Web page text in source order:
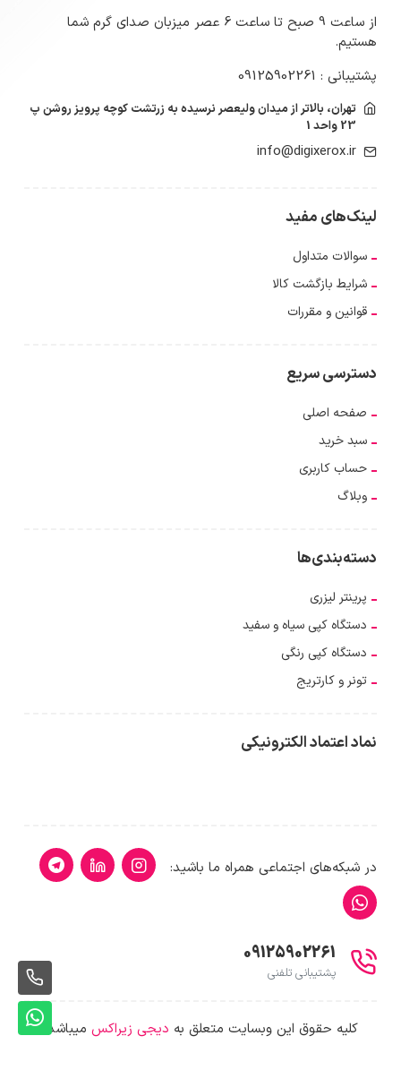
از ساعت 9 صبح تا ساعت 6 عصر میزبان صدای گرم شما
هستیم.
پشتیبانی : 09125902261
تهران، بالاتر از میدان ولیعصر نرسیده به زرتشت کوچه پرویز روشن پ
23 واحد 1
info@digixerox.ir
لینک‌های مفید
سوالات متداول
شرایط بازگشت کالا
قوانین و مقررات
دسترسی سریع
صفحه اصلی
سبد خرید
حساب کاربری
وبلاگ
دسته‌بندی‌ها
پرینتر لیزری
دستگاه کپی سیاه و سفید
دستگاه کپی رنگی
تونر و کارتریج
نماد اعتماد الکترونیکی
در شبکه‌های اجتماعی همراه ما باشید:
09125902261
پشتیبانی تلفنی
کلیه حقوق این وبسایت متعلق به دیجی زیراکس میباشد.